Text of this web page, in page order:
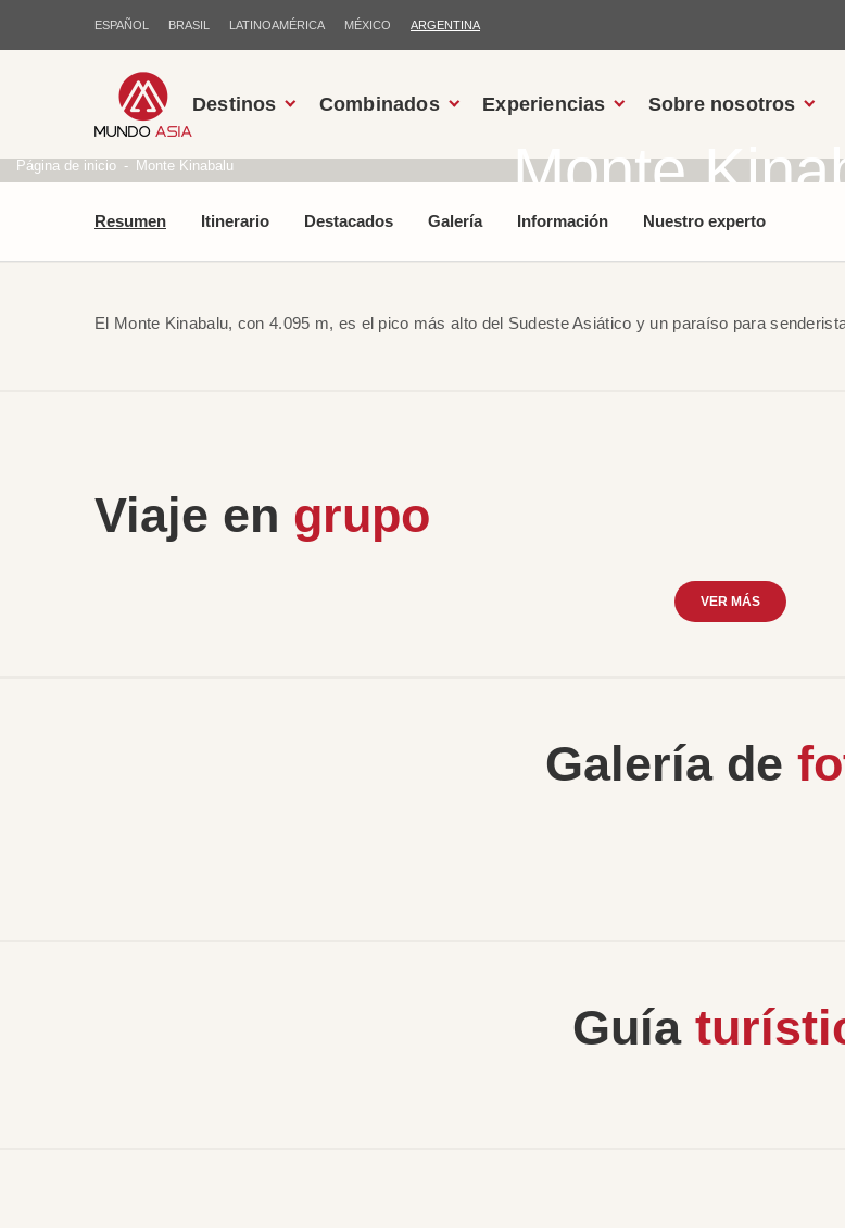
ESPAÑOL BRASIL LATINOAMÉRICA MÉXICO ARGENTINA
Destinos Combinados Experiencias Sobre nosotros
Monte
Página de inicio Monte Kinabalu
Resumen Itinerario Destacados Galería Información Nuestro experto
El Monte Kinabalu, con 4.095 m, es el pico más alto del Sudeste Asiático y un paraíso para
Viaje en grupo
VER MÁS
Galería de
Guía